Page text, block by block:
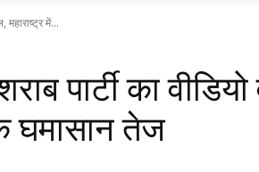
महाराष्ट्र में...
पार्टी का
घमासान तेज